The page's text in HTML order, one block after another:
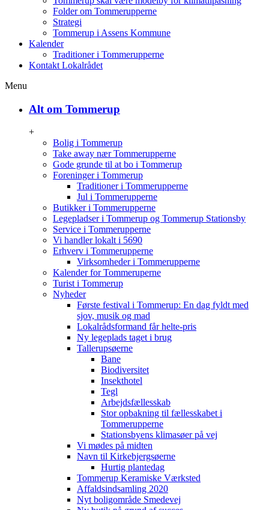
Folder om Tommerupperne
Strategi
Tommerup i Assens Kommune
Kalender
Traditioner i Tommerupperne
Kontakt Lokalrådet
Menu
Alt om Tommerup
+
Bolig i Tommerup
Take away nær Tommerupperne
Gode grunde til at bo i Tommerup
Foreninger i Tommerup
Traditioner i Tommerupperne
Jul i Tommerupperne
Butikker i Tommerupperne
Legepladser i Tommerup og Tommerup Stationsby
Service i Tommerupperne
Vi handler lokalt i 5690
Erhverv i Tommerupperne
Virksomheder i Tommerupperne
Kalender for Tommeruperne
Turist i Tommerup
Nyheder
Første festival i Tommerup: En dag fyldt med
sjov, musik og mad
Lokalrådsformand får helte-pris
Ny legeplads taget i brug
Tallerupsøerne
Bane
Biodiversitet
Insekthotel
Tegl
Arbejdsfællesskab
Stor opbakning til fællesskabet i
Tommerupperne
Stationsbyens klimasøer på vej
Vi mødes på midten
Navn til Kirkebjergsøerne
Hurtig plantedag
Tommerup Keramiske Værksted
Affaldsindsamling 2020
Nyt boligområde Smedevej